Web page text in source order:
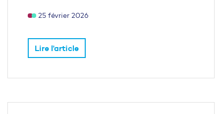
25 février 2026
Lire l'article